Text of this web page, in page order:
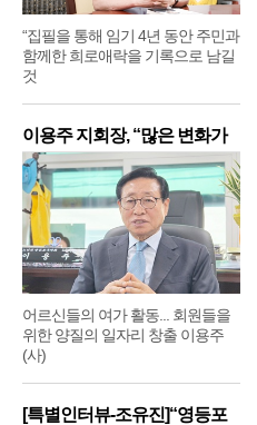
“집필을 통해 임기 4년 동안 주민과
함께한 희로애락을 기록으로 남길
것
이용주 지회장, “많은 변화가
어르신들의 여가 활동... 회원들을
위한 양질의 일자리 창출 이용주
(사)
[특별인터뷰-조유진]“영등포